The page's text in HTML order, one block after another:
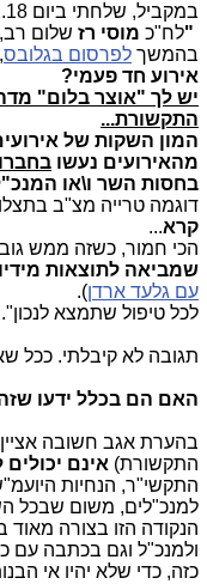
במקביל, שלחתי ביום 6.12.18 לח"כ
"לח"כ מוסי רז שלום רב,
בהמשך לפרסום בגלובס
אירוע חד פעמי?
יש לך "אוצר בלום"
התקשורת...
המון השקות של
מהאירועים נעשו
בחסות השר ו\או
דוגמה טרייה מצ"ב
קרא...
הכי חמור, כשזה ממש
שמביאה לתוצאות
עם גלעד ארדן).
לכל טיפול שתמצא לנכון".
תגובה לא קיבלתי. ככל
האם הם בכלל ידעו
בהערת אגב חשובה
התקשורת) אינם יכולים
התקשי"ר, הנחיות
למנכ"לים, משום שבכל
הנקודה הזו בצורה
ולמנכ"ל וגם בכתבה
כזה, כדי שלא יהיו אי